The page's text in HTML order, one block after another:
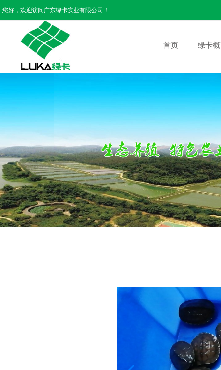
您好，欢迎访问广东绿卡实业有限公司！
首页 绿卡